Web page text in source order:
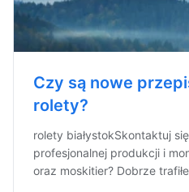
Czy są nowe
rolety?
rolety białystokSkontaktuj
profesjonalnej produkcji i
oraz moskitier? Dobrze